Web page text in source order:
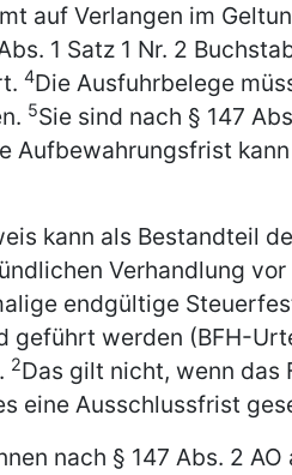
auf Verlangen im
1 Satz 1 Nr. 2
4Die Ausfuhrbelege
5Sie sind nach § 147
Aufbewahrungsfrist
kann als Bestandteil
Verhandlung
endgültige
geführt werden (BFH-
2Das gilt nicht, wenn das
eine Ausschlussfrist
nach § 147 Abs. 2